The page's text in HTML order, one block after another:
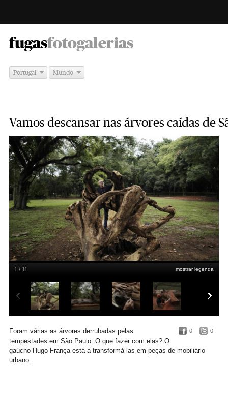
fugas -
fotogalerias
Portugal Mundo
Vamos descansar nas árvores caídas de
mostrar legenda
1 / 11
0 0
Foram várias as árvores derrubadas pelas
tempestades em São Paulo. O que fazer com elas? O
gaúcho Hugo França está a transformá-las em peças de mobiliário
urbano.